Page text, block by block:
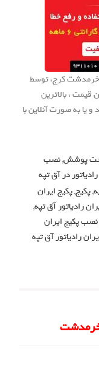
خرمدشت کرج، توسط
قیمت ، بالاترین
و یا به صورت آنلاین با
پوشش,نصب
در آق تپه
,پکیج,پکیج ایران
رادیاتور آق تپه,
نصب پکیج ایران
رادیاتور آق تپه
خرمدشت